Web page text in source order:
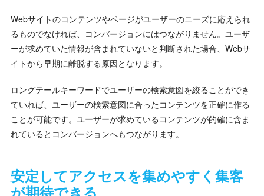
Webサイトのコンテンツやページがユーザーのニーズに応えられ
るものでなければ、コンバージョンにはつながりません。ユーザ
ーが求めていた情報が含まれていないと判断された場合、Webサ
イトから早期に離脱する原因となります。
ロングテールキーワードでユーザーの検索意図を絞ることができ
ていれば、ユーザーの検索意図に合ったコンテンツを正確に作る
ことが可能です。ユーザーが求めているコンテンツが的確に含ま
れているとコンバージョンへもつながります。
安定してアクセスを集めやすく集客
が期待できる